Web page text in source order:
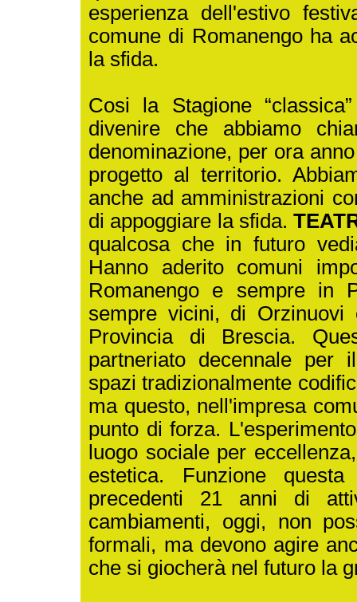
esperienza dell'estivo
comune di Romanengo ha
la sfida.
Cosi la Stagione
divenire che abbiamo
denominazione, per ora
progetto al territorio.
anche ad amministrazioni
di appoggiare la sfida.
qualcosa che in futuro
Hanno aderito comuni
Romanengo e sempre in
sempre vicini, di
Provincia di Brescia.
partneriato decennale per
spazi tradizionalmente
ma questo, nell'impresa
punto di forza.
luogo sociale per
estetica. Funzione
precedenti 21 anni di
cambiamenti, oggi, non
formali, ma devono agire
che si giocherà nel futuro la